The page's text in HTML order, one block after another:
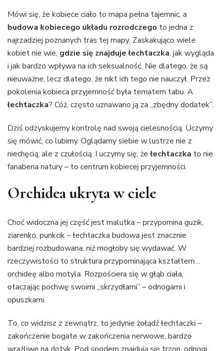
Mówi się, że kobiece ciało to mapa pełna tajemnic, a
budowa kobiecego układu rozrodczego to jedna z
najrzadziej poznanych tras tej mapy. Zaskakująco wiele
kobiet nie wie, gdzie się znajduje łechtaczka, jak wygląda
i jak bardzo wpływa na ich seksualność. Nie dlatego, że są
nieuważne, lecz dlatego, że nikt ich tego nie nauczył. Przez
pokolenia kobieca przyjemność była tematem tabu. A
łechtaczka? Cóż, często uznawano ją za „zbędny dodatek”.
Dziś odzyskujemy kontrolę nad swoją cielesnością. Uczymy
się mówić, co lubimy. Oglądamy siebie w lustrze nie z
niechęcią, ale z czułością. I uczymy się, żełechtaczka to nie
fanaberia natury – to centrum kobiecej przyjemności.
Orchidea ukryta w ciele
Choć widoczna jej część jest malutka – przypomina guzik,
ziarenko, punkcik – łechtaczka budowa jest znacznie
bardziej rozbudowana, niż mogłoby się wydawać. W
rzeczywistości to struktura przypominająca kształtem…
orchideę albo motyla. Rozpościera się w głąb ciała,
otaczając pochwę swoimi „skrzydłami” – odnogami i
opuszkami.
To, co widzisz z zewnątrz, to jedynie żołądź łechtaczki –
zakończenie bogate w zakończenia nerwowe, bardzo